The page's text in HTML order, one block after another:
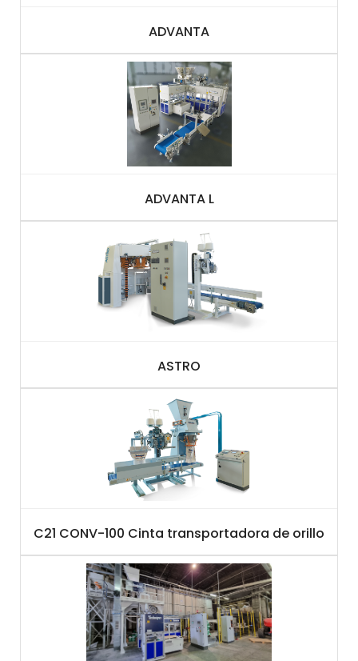
ADVANTA
ADVANTA L
ASTRO
C21 CONV-100 Cinta transportadora de orillo